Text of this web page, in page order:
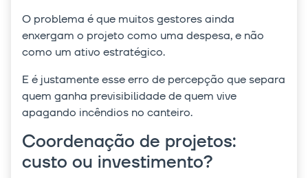
O problema é que muitos gestores ainda
enxergam o projeto como uma despesa, e não
como um ativo estratégico.
E é justamente esse erro de percepção que separa
quem ganha previsibilidade de quem vive
apagando incêndios no canteiro.
Coordenação de projetos:
custo ou investimento?